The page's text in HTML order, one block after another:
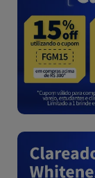
Você
emDental
Cremer
Simples
Dental